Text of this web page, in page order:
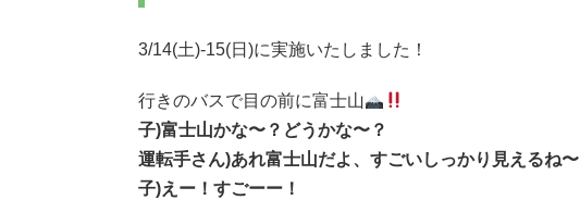
3/14(土)-15(日)に実施いたしました！
行きのバスで目の前に富士山
子)富士山かな〜？どうかな〜？
運転手さん)あれ富士山だよ、すごいしっかり見えるね〜
子)えー！すごーー！